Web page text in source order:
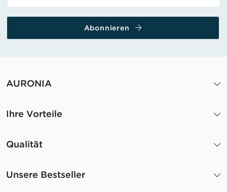
Abonnieren
AURONIA
Ihre Vorteile
Qualität
Unsere Bestseller